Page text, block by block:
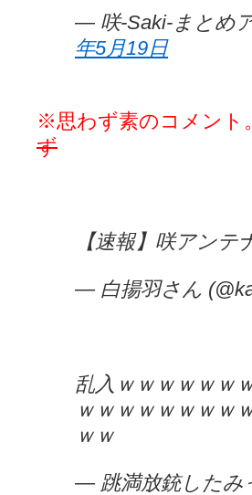
— 咲-Saki-まとめ
年5月19日
※思わず素のコメント。
ず
【速報】咲アン
— 白揚羽さん
乱入ｗｗｗｗｗｗ
ｗｗｗｗｗｗｗｗ
ｗｗ
— 跳満放銃したみ